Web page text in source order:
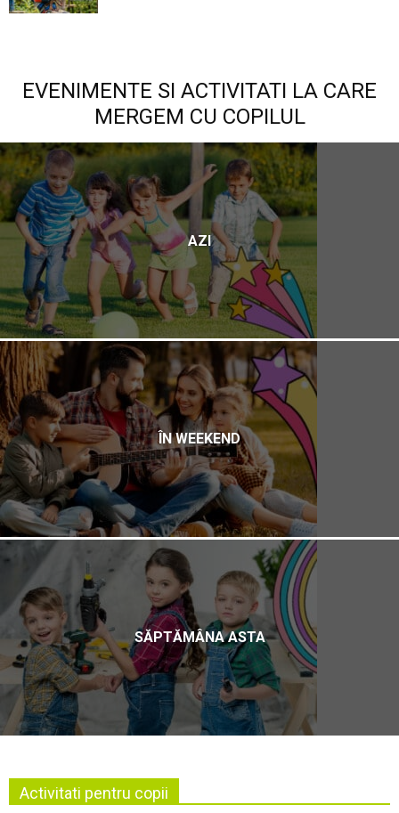
EVENIMENTE SI ACTIVITATI LA CARE
MERGEM CU COPILUL
AZI
ÎN WEEKEND
SĂPTĂMÂNA ASTA
Activitati pentru copii